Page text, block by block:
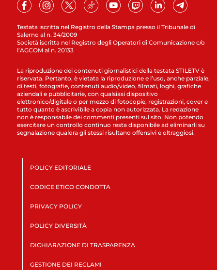
Testata iscritta nel Registro della Stampa presso il Tribunale di
Salerno al n. 34/2009
Società iscritta nel Registro degli Operatori di Comunicazione c/o
l’AGCOM al n. 20133
La riproduzione dei contenuti giornalistici della testata STILETV è
riservata. Pertanto, è vietata la riproduzione e l’uso, anche parziale,
di testi, fotografie, contenuti audio/video, filmati, loghi, grafiche
aziendali e pubblicitarie, con qualsiasi dispositivo
elettronico/digitale o per mezzo di fotocopie, registrazioni, cover e
tutto quanto è ascrivibile a copia non autorizzata. La redazione
non è responsabile dei commenti presenti sul sito. Non potendo
esercitare un controllo continuo resta disponibile ad eliminarli su
segnalazione qualora gli stessi risultano offensivi e oltraggiosi.
POLICY EDITORIALE
CODICE ETICO CONDOTTA
PRIVACY POLICY
POLICY DIVERSITÀ
DICHIARAZIONE DI TRASPARENZA
GESTIONE DEI RECLAMI